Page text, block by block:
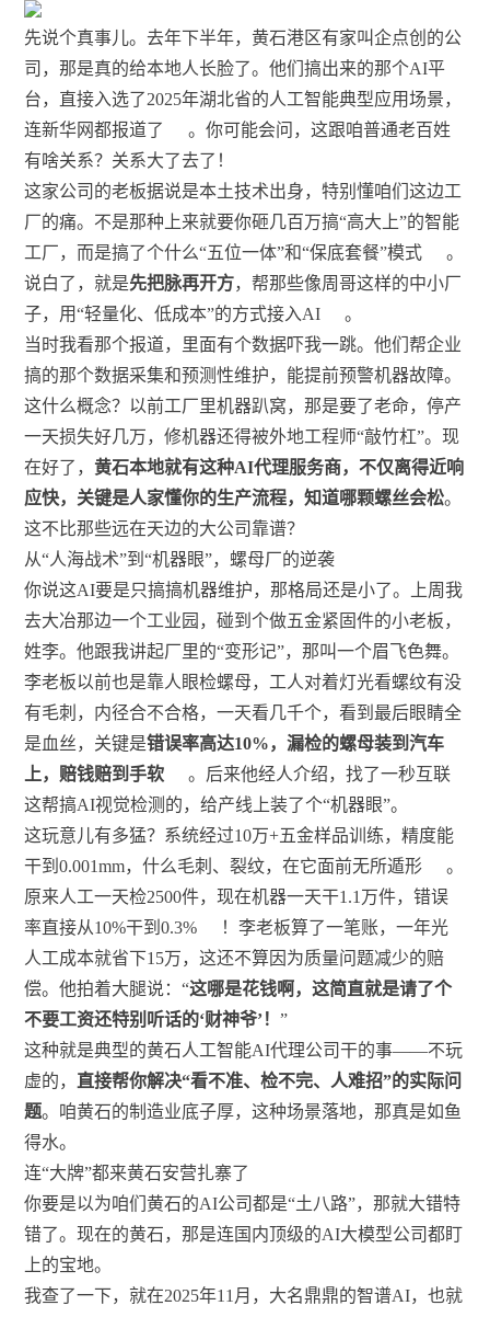
先说个真事儿。去年下半年，黄石港区有家叫企点创的公
司，那是真的给本地人长脸了。他们搞出来的那个AI平
台，直接入选了2025年湖北省的人工智能典型应用场景，
连新华网都报道了
。你可能会问，这跟咱普通老百姓
有啥关系？关系大了去了！
这家公司的老板据说是本土技术出身，特别懂咱们这边工
厂的痛。不是那种上来就要你砸几百万搞“高大上”的智能
工厂，而是搞了个什么“五位一体”和“保底套餐”模式
。
说白了，就是先把脉再开方，帮那些像周哥这样的中小厂
子，用“轻量化、低成本”的方式接入AI
。
当时我看那个报道，里面有个数据吓我一跳。他们帮企业
搞的那个数据采集和预测性维护，能提前预警机器故障。
这什么概念？以前工厂里机器趴窝，那是要了老命，停产
一天损失好几万，修机器还得被外地工程师“敲竹杠”。现
在好了， 黄石本地就有这种AI代理服务商，不仅离得近响
应快，关键是人家懂你的生产流程，知道哪颗螺丝会松。
这不比那些远在天边的大公司靠谱？
从“人海战术”到“机器眼”，螺母厂的逆袭
你说这AI要是只搞搞机器维护，那格局还是小了。上周我
去大冶那边一个工业园，碰到个做五金紧固件的小老板，
姓李。他跟我讲起厂里的“变形记”，那叫一个眉飞色舞。
李老板以前也是靠人眼检螺母，工人对着灯光看螺纹有没
有毛刺，内径合不合格，一天看几千个，看到最后眼睛全
是血丝，关键是错误率高达10%，漏检的螺母装到汽车
上，赔钱赔到手软
。后来他经人介绍，找了一秒互联
这帮搞AI视觉检测的，给产线上装了个“机器眼”。
这玩意儿有多猛？系统经过10万+五金样品训练，精度能
干到0.001mm，什么毛刺、裂纹，在它面前无所遁形
。
原来人工一天检2500件，现在机器一天干1.1万件，错误
率直接从10%干到0.3%
！李老板算了一笔账，一年光
人工成本就省下15万，这还不算因为质量问题减少的赔
偿。他拍着大腿说：“这哪是花钱啊，这简直就是请了个
不要工资还特别听话的‘财神爷’！”
这种就是典型的黄石人工智能AI代理公司干的事——不玩
虚的， 直接帮你解决“看不准、检不完、人难招”的实际问
题。咱黄石的制造业底子厚，这种场景落地，那真是如鱼
得水。
连“大牌”都来黄石安营扎寨了
你要是以为咱们黄石的AI公司都是“土八路”，那就大错特
错了。现在的黄石，那是连国内顶级的AI大模型公司都盯
上的宝地。
我查了一下，就在2025年11月，大名鼎鼎的智谱AI，也就